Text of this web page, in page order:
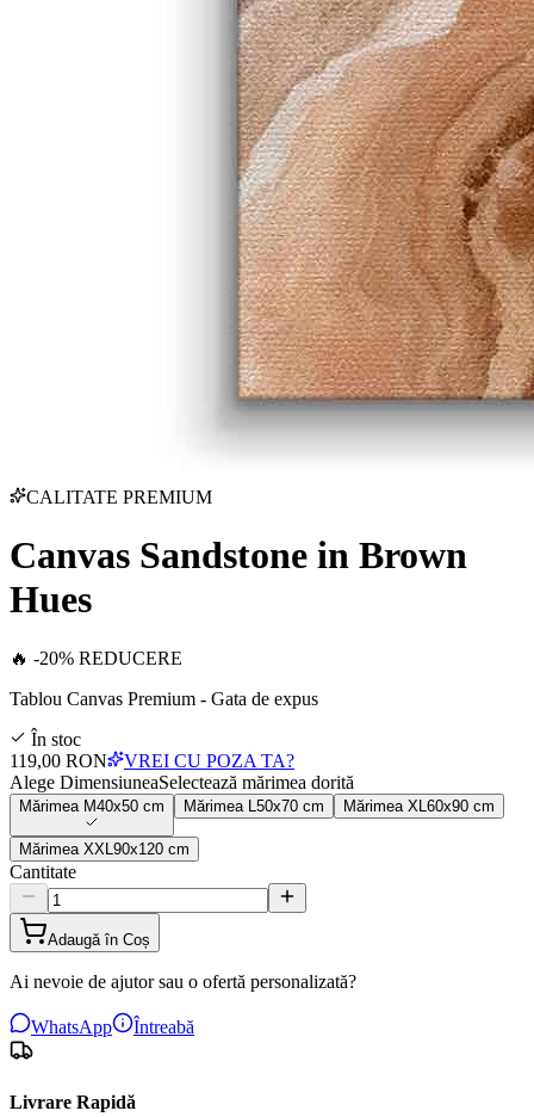
CALITATE PREMIUM
Canvas Sandstone in Brown
Hues
🔥 -20% REDUCERE
Tablou Canvas Premium - Gata de expus
În stoc
119,00 RON
VREI CU POZA TA?
Alege DimensiuneaSelectează mărimea dorită
Mărimea M40x50 cm Mărimea 50x70 cm Mărimea XL 60x90 cm
Mărimea XXL 90x120 cm
Cantitate
Adaugă în Coș
Ai nevoie de ajutor sau o ofertă personalizată?
WhatsApp Întreabă
Livrare Rapidă